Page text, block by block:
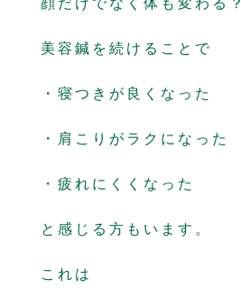
顔だけでなく体も変わる？
美容鍼を続けることで
・寝つきが良くなった
・肩こりがラクになった
・疲れにくくなった
と感じる方もいます。
これは